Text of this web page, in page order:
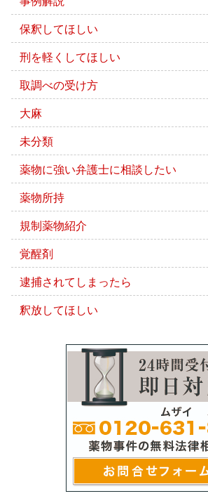
保釈してほしい
刑を軽くしてほしい
取調べの受け方
大麻
未分類
薬物に強い弁護士に相談したい
薬物所持
規制薬物紹介
覚醒剤
逮捕されてしまったら
釈放してほしい